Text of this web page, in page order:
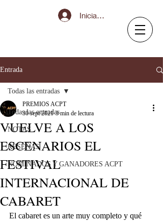
Iniciar sesión
Entrada
Todas las entradas
NOTAS
RESEÑAS
NOMINADOS Y GANADORES ACPT
Todas las entradas
VUELVE A LOS
ESCENARIOS EL
FESTIVAL
INTERNACIONAL DE
CABARET
PREMIOS ACPT
30 sept 2021 3 min de lectura
El cabaret es un arte muy completo y qué